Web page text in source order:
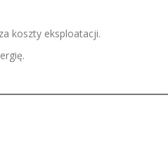
koszty eksploatacji.